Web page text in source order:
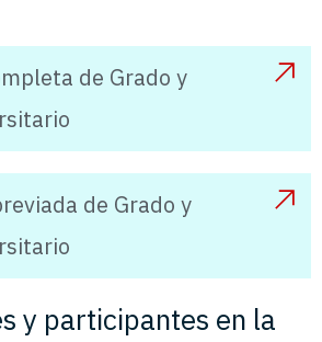
de Grado y
de Grado y
y participantes en la